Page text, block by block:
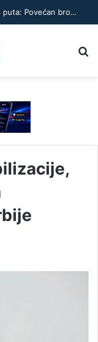
Hitna pomoć u Nišu intervenisala 144 puta: Povećan broj pacijenata sa stomačnim tegobama